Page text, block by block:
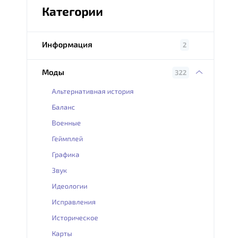
Категории
Информация 2
Моды 322
Альтернативная история
Баланс
Военные
Геймплей
Графика
Звук
Идеологии
Исправления
Историческое
Карты